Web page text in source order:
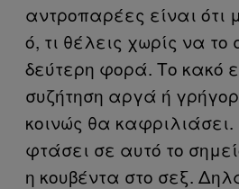
αντροπαρέες είναι ότι
ό, τι θέλεις χωρίς να το
δεύτερη φορά. Το κακό
συζήτηση αργά ή
κοινώς θα
φτάσει σε αυτό το
η κουβέντα στο σεξ.